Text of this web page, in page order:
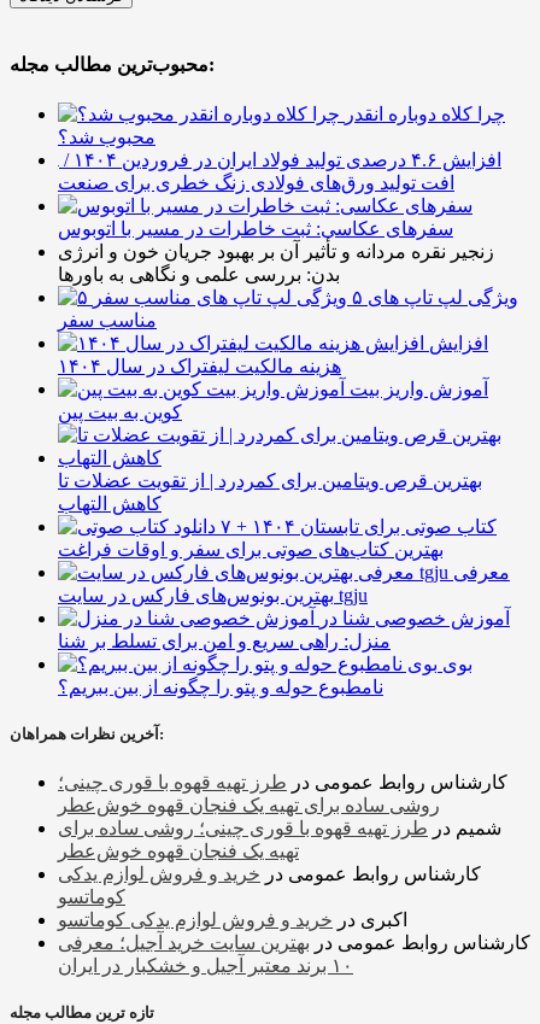
محبوب‌ترین مطالب مجله:
چرا کلاه دوباره انقدر
محبوب شد؟
افزایش ۴.۶ درصدی تولید فولاد ایران در فروردین ۱۴۰۴ /
افت تولید ورق‌های فولادی زنگ خطری برای صنعت
سفرهای عکاسی: ثبت خاطرات در مسیر با اتوبوس
زنجیر نقره مردانه و تأثیر آن بر بهبود جریان خون و انرژی
بدن: بررسی علمی و نگاهی به باورها
۵ ویژگی لپ تاپ های
مناسب سفر
افزایش
هزینه مالکیت لیفتراک در سال ۱۴۰۴
آموزش واریز بیت
کوین به بیت پین
بهترین قرص ویتامین برای کمردرد | از تقویت عضلات تا
کاهش التهاب
۷ کتاب صوتی برای تابستان ۱۴۰۴ +
بهترین کتاب‌های صوتی برای سفر و اوقات فراغت
معرفی
بهترین بونوس‌های فارکس در سایت tgju
آموزش خصوصی شنا در
منزل: راهی سریع و امن برای تسلط بر شنا
بوی
نامطبوع حوله و پتو را چگونه از بین ببریم؟
آخرین نظرات همراهان:
کارشناس روابط عمومی در طرز تهیه قهوه با قوری چینی؛
روشی ساده برای تهیه یک فنجان قهوه خوش‌عطر
شمیم در طرز تهیه قهوه با قوری چینی؛ روشی ساده برای
تهیه یک فنجان قهوه خوش‌عطر
کارشناس روابط عمومی در خرید و فروش لوازم یدکی
کوماتسو
اکبری در خرید و فروش لوازم یدکی کوماتسو
کارشناس روابط عمومی در بهترین سایت خرید آجیل؛ معرفی
۱۰ برند معتبر آجیل و خشکبار در ایران
تازه ترین مطالب مجله